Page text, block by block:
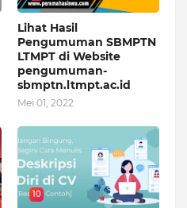
Lihat Hasil
Pengumuman SBMPTN
LTMPT di Website
pengumuman-
sbmptn.ltmpt.ac.id
Mei 01, 2022
10